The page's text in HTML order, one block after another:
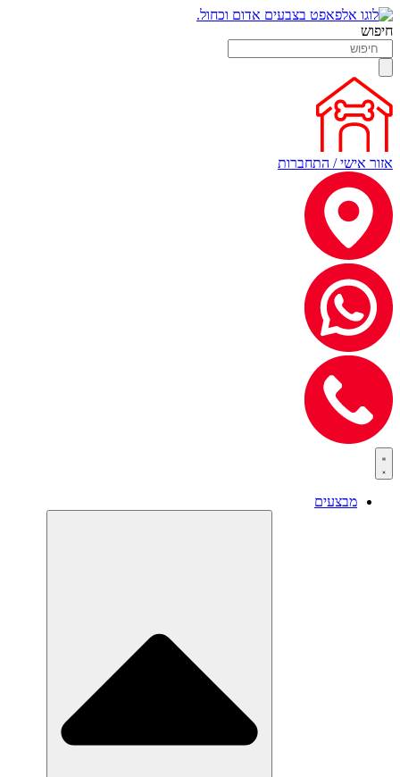
חיפוש
אזור אישי / התחברות
מבצעים